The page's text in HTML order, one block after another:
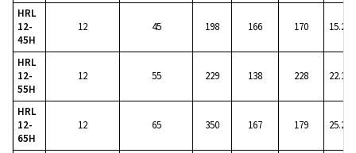
HRL
12-
45H
12 45 198 166 170 15.2
HRL
12-
55H
12 55 229 138 228 22.1
HRL
12-
65H
12 65 350 167 179 25.2